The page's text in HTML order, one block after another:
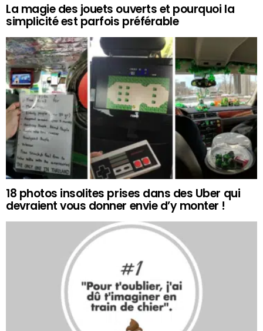
La magie des jouets ouverts et pourquoi la
simplicité est parfois préférable
18 photos insolites prises dans des Uber qui
devraient vous donner envie d’y monter !